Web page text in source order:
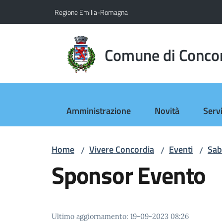
Regione Emilia-Romagna
Comune di
Amministrazione Novità
Home / Vivere Concordia / Eventi /
Sponsor Evento
Ultimo aggiornamento: 19-09-2023 08:26